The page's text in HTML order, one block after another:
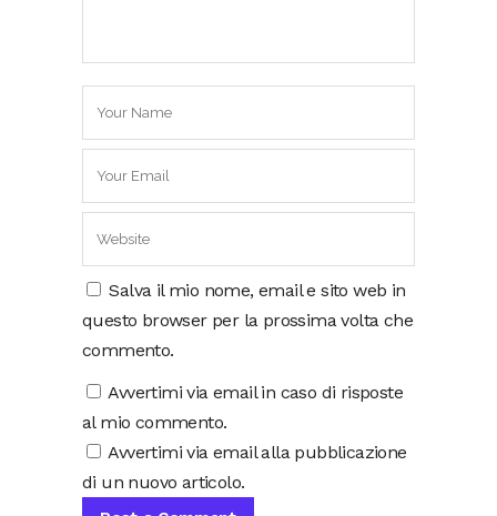
Salva il mio nome, email e sito web in
questo browser per la prossima volta che
commento.
Avvertimi via email in caso di risposte
al mio commento.
Avvertimi via email alla pubblicazione
di un nuovo articolo.